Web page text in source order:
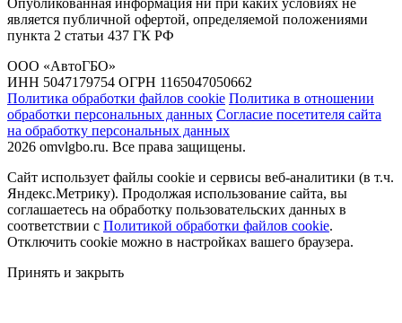
Опубликованная информация ни при каких условиях не
является публичной офертой, определяемой положениями
пункта 2 статьи 437 ГК РФ
ООО «АвтоГБО»
ИНН 5047179754 ОГРН 1165047050662
Политика обработки файлов cookie Политика в отношении
обработки персональных данных Согласие посетителя сайта
на обработку персональных данных
2026 omvlgbo.ru. Все права защищены.
Сайт использует файлы cookie и сервисы веб-аналитики (в т.ч.
Яндекс.Метрику). Продолжая использование сайта, вы
соглашаетесь на обработку пользовательских данных в
соответствии с Политикой обработки файлов cookie.
Отключить cookie можно в настройках вашего браузера.
Принять и закрыть